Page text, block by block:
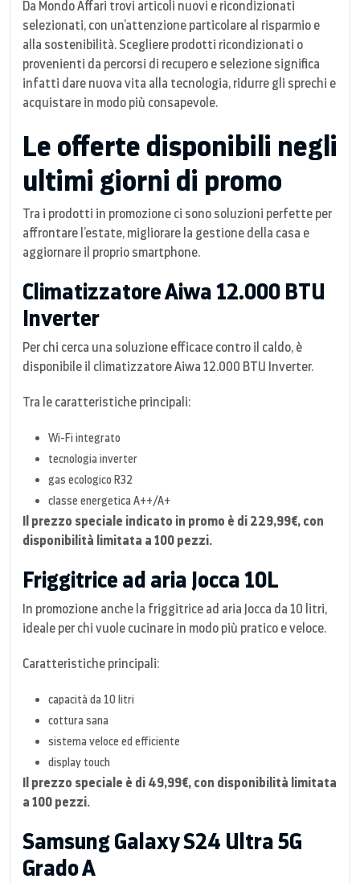
Da Mondo Affari trovi articoli nuovi e ricondizionati
selezionati, con un’attenzione particolare al risparmio e
alla sostenibilità. Scegliere prodotti ricondizionati o
provenienti da percorsi di recupero e selezione significa
infatti dare nuova vita alla tecnologia, ridurre gli sprechi e
acquistare in modo più consapevole.
Le offerte disponibili negli
ultimi giorni di promo
Tra i prodotti in promozione ci sono soluzioni perfette per
affrontare l’estate, migliorare la gestione della casa e
aggiornare il proprio smartphone.
Climatizzatore Aiwa 12.000 BTU
Inverter
Per chi cerca una soluzione efficace contro il caldo, è
disponibile il climatizzatore Aiwa 12.000 BTU Inverter.
Tra le caratteristiche principali:
Wi-Fi integrato
tecnologia inverter
gas ecologico R32
classe energetica A++/A+
Il prezzo speciale indicato in promo è di 229,99€, con
disponibilità limitata a 100 pezzi.
Friggitrice ad aria Jocca 10L
In promozione anche la friggitrice ad aria Jocca da 10 litri,
ideale per chi vuole cucinare in modo più pratico e veloce.
Caratteristiche principali:
capacità da 10 litri
cottura sana
sistema veloce ed efficiente
display touch
Il prezzo speciale è di 49,99€, con disponibilità limitata
a 100 pezzi.
Samsung Galaxy S24 Ultra 5G
Grado A